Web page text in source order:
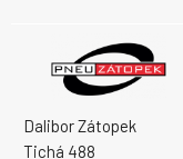
Dalibor Zátopek
Tichá 488